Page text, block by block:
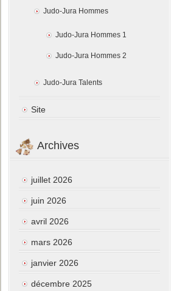
Judo-Jura Hommes
Judo-Jura Hommes 1
Judo-Jura Hommes 2
Judo-Jura Talents
Site
Archives
juillet 2026
juin 2026
avril 2026
mars 2026
janvier 2026
décembre 2025